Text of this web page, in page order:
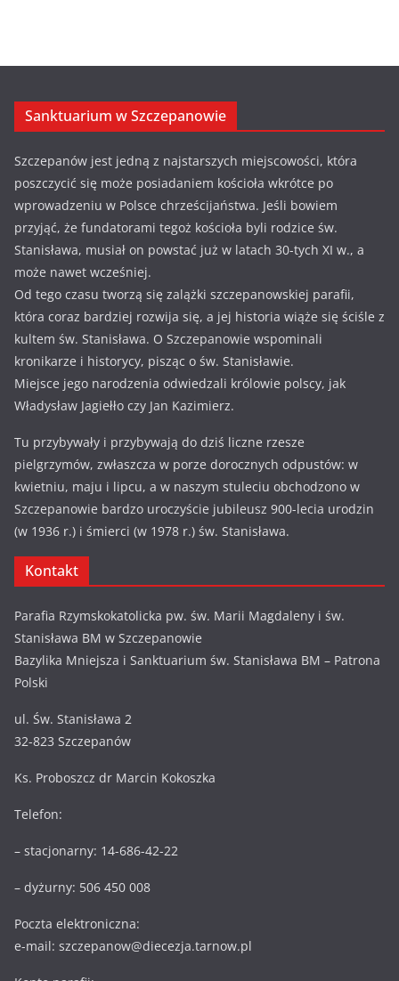
Sanktuarium w Szczepanowie
Szczepanów jest jedną z najstarszych miejscowości, która
poszczycić się może posiadaniem kościoła wkrótce po
wprowadzeniu w Polsce chrześcijaństwa. Jeśli bowiem
przyjąć, że fundatorami tegoż kościoła byli rodzice św.
Stanisława, musiał on powstać już w latach 30-tych XI w., a
może nawet wcześniej.
Od tego czasu tworzą się zalążki szczepanowskiej parafii,
która coraz bardziej rozwija się, a jej historia wiąże się ściśle z
kultem św. Stanisława. O Szczepanowie wspominali
kronikarze i historycy, pisząc o św. Stanisławie.
Miejsce jego narodzenia odwiedzali królowie polscy, jak
Władysław Jagiełło czy Jan Kazimierz.
Tu przybywały i przybywają do dziś liczne rzesze
pielgrzymów, zwłaszcza w porze dorocznych odpustów: w
kwietniu, maju i lipcu, a w naszym stuleciu obchodzono w
Szczepanowie bardzo uroczyście jubileusz 900-lecia urodzin
(w 1936 r.) i śmierci (w 1978 r.) św. Stanisława.
Kontakt
Parafia Rzymskokatolicka pw. św. Marii Magdaleny i św.
Stanisława BM w Szczepanowie
Bazylika Mniejsza i Sanktuarium św. Stanisława BM – Patrona
Polski
ul. Św. Stanisława 2
32-823 Szczepanów
Ks. Proboszcz dr Marcin Kokoszka
Telefon:
– stacjonarny: 14-686-42-22
– dyżurny: 506 450 008
Poczta elektroniczna:
e-mail: szczepanow@diecezja.tarnow.pl